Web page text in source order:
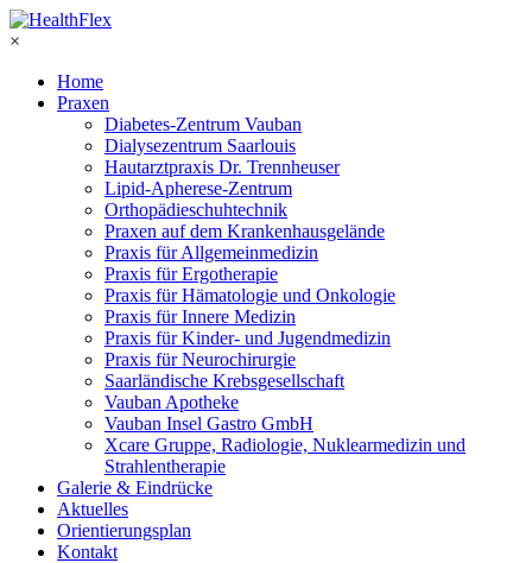
×
Home
Praxen
Diabetes-Zentrum Vauban
Dialysezentrum Saarlouis
Hautarztpraxis Dr. Trennheuser
Lipid-Apherese-Zentrum
Orthopädieschuhtechnik
Praxen auf dem Krankenhausgelände
Praxis für Allgemeinmedizin
Praxis für Ergotherapie
Praxis für Hämatologie und Onkologie
Praxis für Innere Medizin
Praxis für Kinder- und Jugendmedizin
Praxis für Neurochirurgie
Saarländische Krebsgesellschaft
Vauban Apotheke
Vauban Insel Gastro GmbH
Xcare Gruppe, Radiologie, Nuklearmedizin und
Strahlentherapie
Galerie & Eindrücke
Aktuelles
Orientierungsplan
Kontakt